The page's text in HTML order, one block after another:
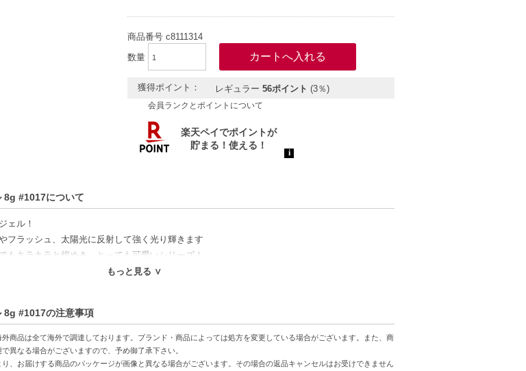
商品番号 c8111314
数量
獲得ポイント： レギュラー 56ポイント (3％)
会員ランクとポイントについて
8g #1017について
ェル！
フラッシュ、太陽光に反射して強く光り輝きます
もキラキラと煌めき、とっても可愛いシリーズ！
リッターが光を反射し、鮮やかな輝きを放つ。
もっと見る ∨
8g #1017の注意事項
商品は全て海外で調達しております。ブランド・商品によっては処方を変更している場合がございます。また、商
異なる場合がございますので、予め御了承下さい。
、お届けする商品のパッケージが画像と異なる場合がございます。その場合の返品キャンセルはお受けできません